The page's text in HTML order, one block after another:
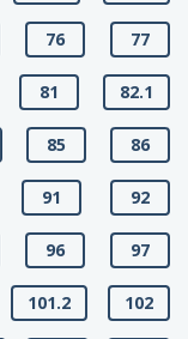
76 77
81 82.1
85 86
91 92
96 97
101.2 102